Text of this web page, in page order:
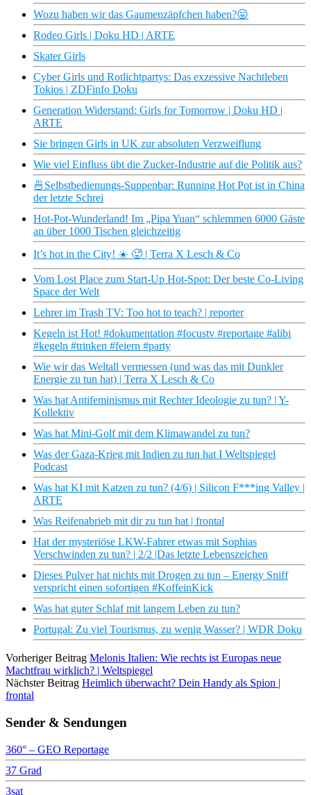
Wozu haben wir das Gaumenzäpfchen haben?😛
Rodeo Girls | Doku HD | ARTE
Skater Girls
Cyber Girls und Rotlichtpartys: Das exzessive Nachtleben
Tokios | ZDFinfo Doku
Generation Widerstand: Girls for Tomorrow | Doku HD |
ARTE
Sie bringen Girls in UK zur absoluten Verzweiflung
Wie viel Einfluss übt die Zucker-Industrie auf die Politik aus?
🍜Selbstbedienungs-Suppenbar: Running Hot Pot ist in China
der letzte Schrei
Hot-Pot-Wunderland! Im „Pipa Yuan“ schlemmen 6000 Gäste
an über 1000 Tischen gleichzeitig
It’s hot in the City! ☀️ 🥵 | Terra X Lesch & Co
Vom Lost Place zum Start-Up Hot-Spot: Der beste Co-Living
Space der Welt
Lehrer im Trash TV: Too hot to teach? | reporter
Kegeln ist Hot! #dokumentation #focustv #reportage #alibi
#kegeln #trinken #feiern #party
Wie wir das Weltall vermessen (und was das mit Dunkler
Energie zu tun hat) | Terra X Lesch & Co
Was hat Antifeminismus mit Rechter Ideologie zu tun? | Y-
Kollektiv
Was hat Mini-Golf mit dem Klimawandel zu tun?
Was der Gaza-Krieg mit Indien zu tun hat I Weltspiegel
Podcast
Was hat KI mit Katzen zu tun? (4/6) | Silicon F***ing Valley |
ARTE
Was Reifenabrieb mit dir zu tun hat | frontal
Hat der mysteriöse LKW-Fahrer etwas mit Sophias
Verschwinden zu tun? | 2/2 |Das letzte Lebenszeichen
Dieses Pulver hat nichts mit Drogen zu tun – Energy Sniff
verspricht einen sofortigen #KoffeinKick
Was hat guter Schlaf mit langem Leben zu tun?
Portugal: Zu viel Tourismus, zu wenig Wasser? | WDR Doku
Vorheriger Beitrag Melonis Italien: Wie rechts ist Europas neue
Machtfrau wirklich? | Weltspiegel
Nächster Beitrag Heimlich überwacht? Dein Handy als Spion |
frontal
Sender & Sendungen
360° – GEO Reportage
37 Grad
3sat